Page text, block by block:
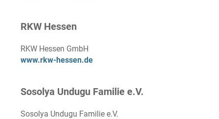
RKW Hessen
RKW Hessen GmbH
www.rkw-hessen.de
Sosolya Undugu Familie e.V.
Sosolya Undugu Familie e.V.